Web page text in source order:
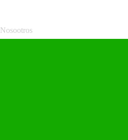
Nosootros